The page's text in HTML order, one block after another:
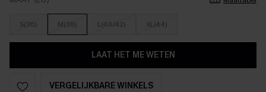
S(36) M(38) L(40/42) XL(44)
LAAT HET ME WETEN
VERGELIJKBARE WINKELS